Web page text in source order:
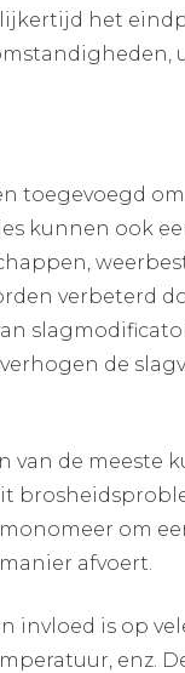
het
toegevoegd
kunnen ook
verbeterd
de
de meeste
om
afvoert.
invloed is op
enz.